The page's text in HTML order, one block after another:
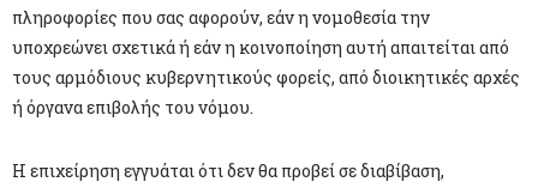
πληροφορίες που σας αφορούν, εάν η νομοθεσία την
υποχρεώνει σχετικά ή εάν η κοινοποίηση αυτή απαιτείται από
τους αρμόδιους κυβερνητικούς φορείς, από διοικητικές αρχές
ή όργανα επιβολής του νόμου.
Η επιχείρηση εγγυάται ότι δεν θα προβεί σε διαβίβαση,